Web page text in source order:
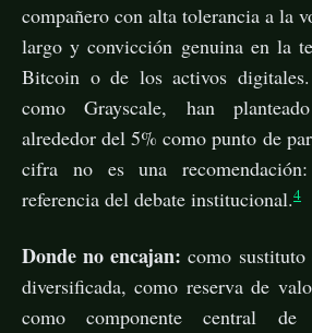
compañero con alta tolerancia a la
largo y convicción genuina en la
Bitcoin o de los activos digitales.
como Grayscale, han
alrededor del 5% como punto de
cifra no es una
referencia del debate institucional.4
Donde no encajan: como
diversificada, como reserva de
como componente central